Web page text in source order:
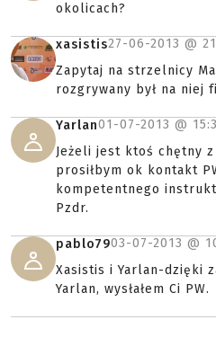
okolicach?
xasistis27-06-2013 @
Zapytaj na strzelnicy
rozgrywany był na niej
Yarlan01-07-2013 @
Jeżeli jest ktoś chętny
prosiłbym ok kontakt
kompetentnego
Pzdr.
pablo7903-07-2013 @
Xasistis i Yarlan-dzięki
Yarlan, wysłałem Ci PW.